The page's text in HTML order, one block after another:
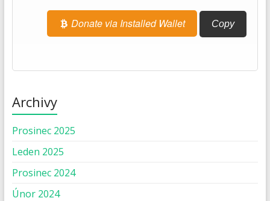
Donate via Installed Wallet Copy
Archivy
Prosinec 2025
Leden 2025
Prosinec 2024
Únor 2024